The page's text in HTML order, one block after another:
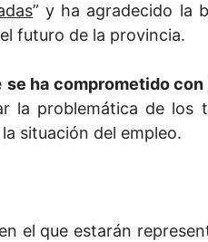
” y ha agradecido la
futuro de la provincia.
se ha comprometido
la problemática de los
situación del empleo.
el que estarán